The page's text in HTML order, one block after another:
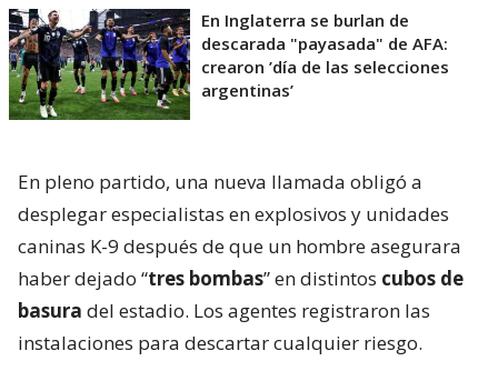
En Inglaterra se burlan de
descarada "payasada" de AFA:
crearon ’día de las selecciones
argentinas’
En pleno partido, una nueva llamada obligó a
desplegar especialistas en explosivos y unidades
caninas K-9 después de que un hombre asegurara
haber dejado “tres bombas” en distintos cubos de
basura del estadio. Los agentes registraron las
instalaciones para descartar cualquier riesgo.